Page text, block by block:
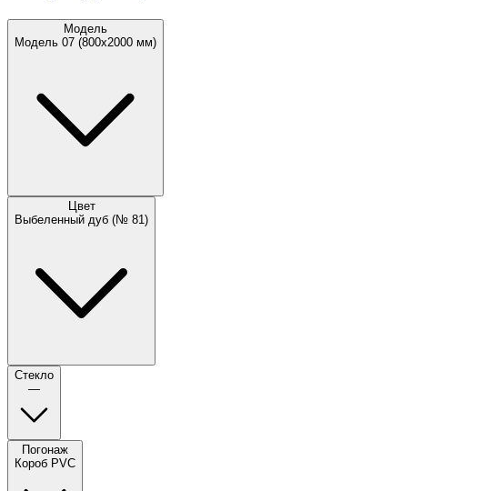
Модель
Модель 07 (800х2000 мм)
Цвет
Выбеленный дуб (№ 81)
Стекло
—
Погонаж
Короб PVC